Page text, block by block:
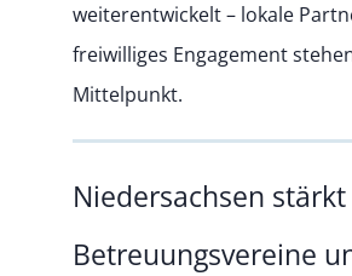
weiterentwickelt – lokale
freiwilliges Engagement
Mittelpunkt.
Niedersachsen stärkt
Betreuungsvereine